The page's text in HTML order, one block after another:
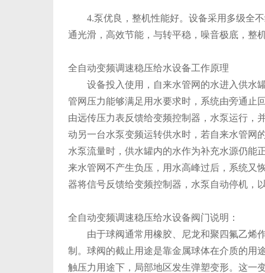
4.泵优良，整机性能好。设备采用多级全不
通光滑，高效节能，与转平稳，噪音极底，整
全自动变频调速稳压给水设备工作原理
设备投入使用，自来水管网的水进入供水罐
管网压力能够满足用水要求时，系统由旁通止
由远传压力表反馈给变频控制器，水泵运行，
动另一台水泵变频运转供水时，若自来水管网
水泵流量时，供水罐内的水作为补充水源仍能
来水管网不产生负压，用水高峰过后，系统又
器将信号反馈给变频控制器，水泵自动停机，
全自动变频调速稳压给水设备阀门说明：
由于球阀通常用橡胶、尼龙和聚四氟乙烯作
制。球阀的截止用途是靠金属球体在介质的用
触压力用途下，局部地区发生弹塑变形。这一